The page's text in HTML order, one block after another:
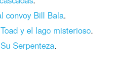
convoy Bill Bala.
y el lago misterioso.
Serpenteza.